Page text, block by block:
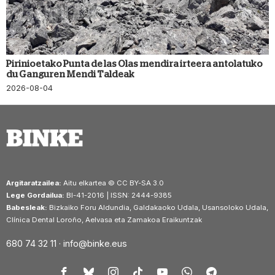
Pirinioetako Punta de las Olas mendira irteera antolatuko
du Ganguren Mendi Taldeak
2026-08-04
Argitaratzailea: Aitu elkartea © CC BY-SA 3.0
Lege Gordailua: BI-41-2016 | ISSN: 2444-9385
Babesleak: Bizkaiko Foru Aldundia, Galdakaoko Udala, Usansoloko Udala,
Clínica Dental Loroño, Aelvasa eta Zamakoa Eraikuntzak
680 74 32 11 · info@binke.eus